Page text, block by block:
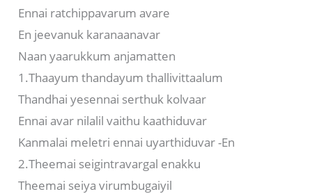
Ennai ratchippavarum avare
En jeevanuk karanaanavar
Naan yaarukkum anjamatten
1.Thaayum thandayum thallivittaalum
Thandhai yesennai serthuk kolvaar
Ennai avar nilalil vaithu kaathiduvar
Kanmalai meletri ennai uyarthiduvar -En
2.Theemai seigintravargal enakku
Theemai seiya virumbugaiyil